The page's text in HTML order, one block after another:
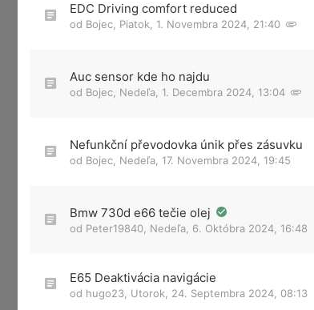
EDC Driving comfort reduced
od Bojec Piatok, 1. Novembra 2024, 21:40
Auc sensor kde ho najdu
od Bojec Nedeľa, 1. Decembra 2024, 13:04
Nefunkční převodovka únik přes zásuvku
od Bojec Nedeľa, 17. Novembra 2024, 19:45
Bmw 730d e66 tečie olej
od Peter19840 Nedeľa, 6. Októbra 2024, 16:48
E65 Deaktivácia navigácie
od hugo23 Utorok, 24. Septembra 2024, 08:13